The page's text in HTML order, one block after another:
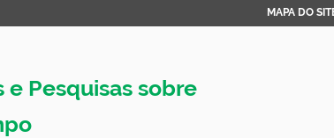
Pesquisas sobre
MAPA DO